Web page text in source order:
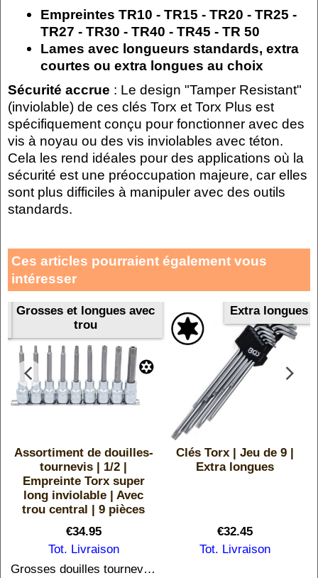
Empreintes TR10 - TR15 - TR20 - TR25 -
TR27 - TR30 - TR40 - TR45 - TR 50
Lames avec longueurs standards, extra
courtes ou extra longues au choix
Sécurité accrue : Le design "Tamper Resistant"
(inviolable) de ces clés Torx et Torx Plus est
spécifiquement conçu pour fonctionner avec des
vis à noyau ou des vis inviolables avec téton.
Cela les rend idéales pour des applications où la
sécurité est une préoccupation majeure, car elles
sont plus difficiles à manipuler avec des outils
standards.
Ces articles pourraient également vous
intéresser
Grosses et longues avec
trou
Assortiment de douilles-
tournevis | 1/2 |
Empreinte Torx super
long inviolable | Avec
trou central | 9 pièces
€34.95
Tot. Livraison
Grosses douilles tournevis Torx inviolables du T20 au T 60
Extra longues
Clés Torx | Jeu de 9 |
Extra longues
€32.45
Tot. Livraison